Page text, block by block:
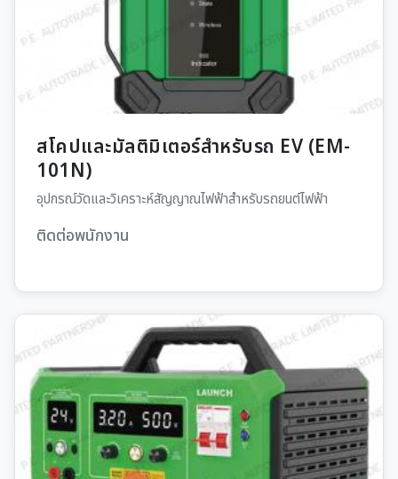
สโคปและมัลติมิเตอร์สำหรับรถ EV (EM-
101N)
อุปกรณ์วัดและวิเคราะห์สัญญาณไฟฟ้าสำหรับรถยนต์ไฟฟ้า
ติดต่อพนักงาน